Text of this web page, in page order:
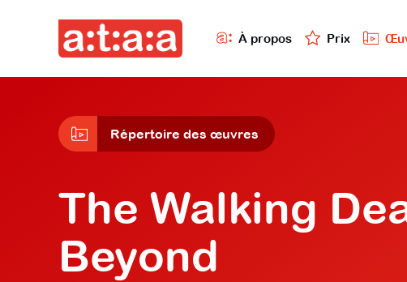
À propos Prix
Répertoire des œuvres
The Walking
Beyond